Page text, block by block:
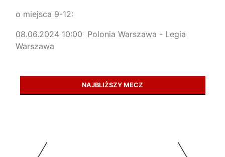
o miejsca 9-12:
08.06.2024 10:00 Polonia Warszawa - Legia
Warszawa
NAJBLIŻSZY MECZ